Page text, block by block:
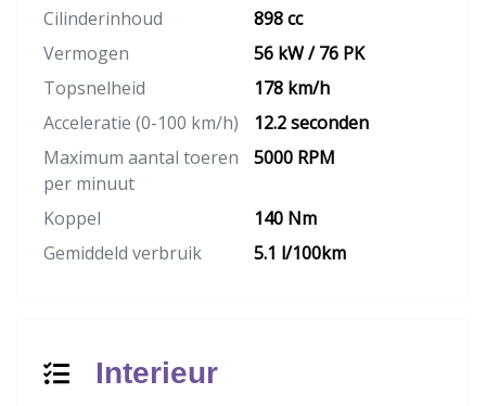
Cilinderinhoud
898 cc
Vermogen
56 kW / 76 PK
Topsnelheid
178 km/h
Acceleratie (0-100 km/h)
12.2 seconden
Maximum aantal toeren
per minuut
5000 RPM
Koppel
140 Nm
Gemiddeld verbruik
5.1 l/100km
Interieur